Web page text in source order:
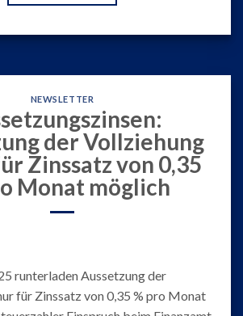
NEWSLETTER
der Vollziehung
Zinssatz von 0,35
Monat möglich
runterladen Aussetzung der
für Zinssatz von 0,35 % pro Monat